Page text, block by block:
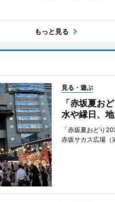
もっと見る
見る・遊ぶ
「赤坂夏お
水や縁日、
「赤坂夏おどり
赤坂サカス広場（